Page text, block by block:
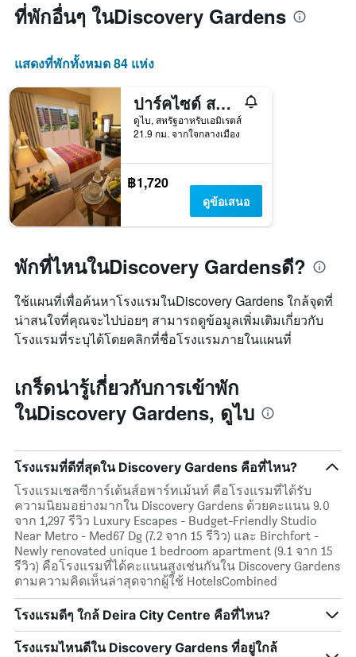
เฉลี่ย
ของ
ที่พักอื่นๆ ในDiscovery Gardens
แสดงที่พักทั้งหมด 84 แห่ง
ปาร์คไซด์ สวีท โฮเทล อพาร์ตเมนต์
ดูไบ, สหรัฐอาหรับเอมิเรตส์
21.9 กม. จากใจกลางเมือง
฿1,720
ดูข้อเสนอ
พักที่ไหนในDiscovery Gardensดี?
ใช้แผนที่เพื่อค้นหาโรงแรมในDiscovery Gardens ใกล้จุดที่
น่าสนใจที่คุณจะไปบ่อยๆ สามารถดูข้อมูลเพิ่มเติมเกี่ยวกับ
โรงแรมที่ระบุได้โดยคลิกที่ชื่อโรงแรมภายในแผนที่
เกร็ดน่ารู้เกี่ยวกับการเข้าพัก
ในDiscovery Gardens, ดูไบ
โรงแรมที่ดีที่สุดใน Discovery Gardens คือที่ไหน?
โรงแรมเชลซีการ์เด้นส์อพาร์ทเม้นท์ คือโรงแรมที่ได้รับ
ความนิยมอย่างมากใน Discovery Gardens ด้วยคะแนน 9.0
จาก 1,297 รีวิว Luxury Escapes - Budget-Friendly Studio
Near Metro - Med67 Dg (7.2 จาก 15 รีวิว) และ Birchfort -
Newly renovated unique 1 bedroom apartment (9.1 จาก 15
รีวิว) คือโรงแรมที่ได้คะแนนสูงเช่นกันใน Discovery Gardens
ตามความคิดเห็นล่าสุดจากผู้ใช้ HotelsCombined
โรงแรมดีๆ ใกล้ Deira City Centre คือที่ไหน?
โรงแรมไหนดีใน Discovery Gardens ที่อยู่ใกล้